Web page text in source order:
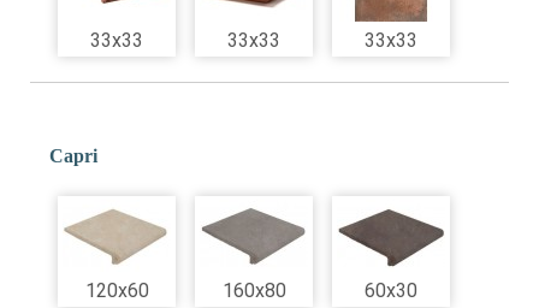
33x33 33x33 33x33
Capri
120x60 160x80 60x30